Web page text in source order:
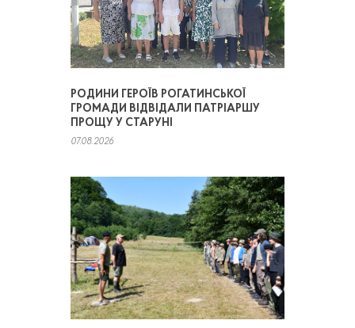
РОДИНИ ГЕРОЇВ РОГАТИНСЬКОЇ
ГРОМАДИ ВІДВІДАЛИ ПАТРІАРШУ
ПРОЩУ У СТАРУНІ
07.08.2026